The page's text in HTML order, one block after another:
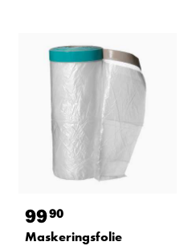
9990
Maskeringsfolie